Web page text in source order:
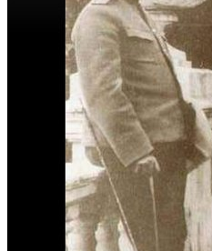
Сроки зачисления
Сроки подачи
Перечень
ЛОКАЛЬНЫЕ
РОССИЙСКОЕ
ИНСТРУКЦИИ
ОБРАЗЦЫ